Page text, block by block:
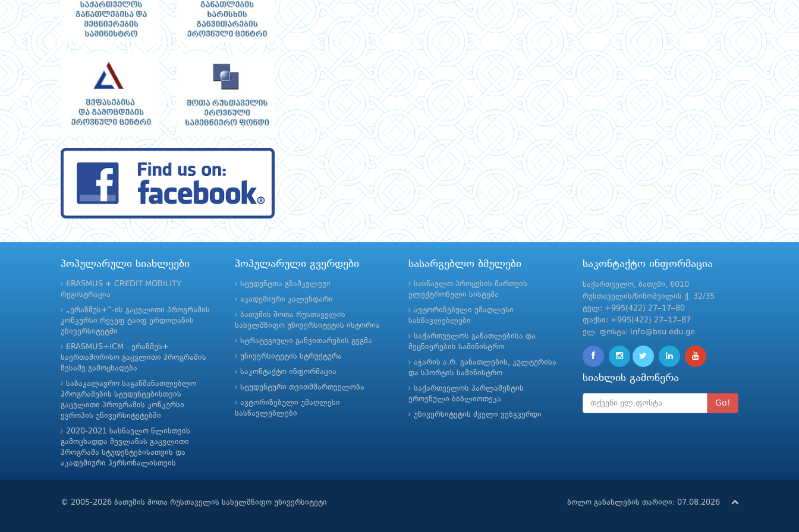
პოპულარული სიახლეები
ERASMUS + CREDIT MOBILITY
რეგისტრაცია
„ერაზმუს+“-ის გაცვლითი პროგრამის
კონკურსი რეჯეფ ტაიფ ერდოღანის
უნივერსიტეტში
ERASMUS+ICM - ერაზმუს+
საერთაშორისო გაცვლითი პროგრამის
მესამე გამოცხადება
საბაკალავრო საგანმანათლებლო
პროგრამების სტუდენტებისთვის
გაცვლითი პროგრამის კონკურსი
ევროპის უნივერსიტეტებში
2020-2021 სასწავლო წლისთვის
გამოცხადდა მევლანას გაცვლითი
პროგრამა სტუდენტებისათვის და
აკადემიური პერსონალისთვის
პოპულარული გვერდები
სტუდენტთა გზამკვლევი
აკადემიური კალენდარი
ბათუმის შოთა რუსთაველის
სახელმწიფო უნივერსიტეტის ისტორია
სტრატეგიული განვითარების გეგმა
უნივერსიტეტის სტრუქტურა
საკონტაქტო ინფორმაცია
სტუდენტური თვითმმართველობა
ავტორიზებული უმაღლესი
სასწავლებლები
სასარგებლო ბმულები
სასწავლო პროცესის მართვის
ელექტრონული სისტემა
ავტორიზებული უმაღლესი
სასწავლებლები
საქართველოს განათლებისა და
მეცნიერების სამინისტრო
აჭარის ა.რ. განათლების, კულტურისა
და სპორტის სამინისტრო
საქართველოს პარლამენტის
ეროვნული ბიბლიოთეკა
უნივერსიტეტის ძველი ვებგვერდი
საკონტაქტო ინფორმაცია
საქართველო, ბათუმი, 6010
რუსთაველის/ნინოშვილის ქ. 32/35
ტელ: +995(422) 27–17–80
ფაქსი: +995(422) 27–17–87
ელ. ფოსტა: info@bsu.edu.ge
სიახლის გამოწერა
Go!
© 2005-2026 ბათუმის შოთა რუსთაველის სახელმწიფო უნივერსიტეტი ბოლო განახლების თარიღი: 07.08.2026